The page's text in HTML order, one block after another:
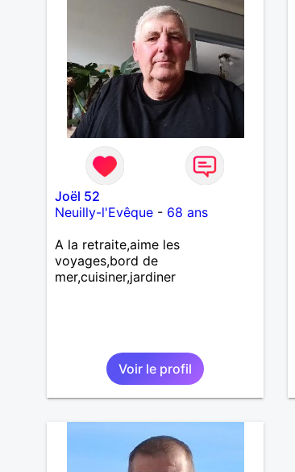
Joël 52
Neuilly-l'Evêque- 68 ans
A la retraite,aime les
voyages,bord de
mer,cuisiner,jardiner
Voir le profil